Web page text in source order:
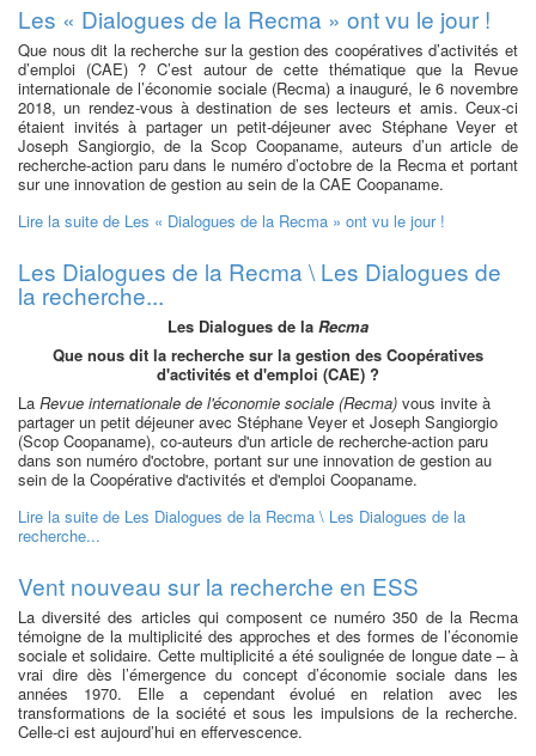
Les « Dialogues de la Recma » ont vu le jour !
Que nous dit la recherche sur la gestion des coopératives d’activités et
d’emploi (CAE) ? C’est autour de cette thématique que la Revue
internationale de l’économie sociale (Recma) a inauguré, le 6 novembre
2018, un rendez-vous à destination de ses lecteurs et amis. Ceux-ci
étaient invités à partager un petit-déjeuner avec Stéphane Veyer et
Joseph Sangiorgio, de la Scop Coopaname, auteurs d’un article de
recherche-action paru dans le numéro d’octobre de la Recma et portant
sur une innovation de gestion au sein de la CAE Coopaname.
Lire la suite de Les « Dialogues de la Recma » ont vu le jour !
Les Dialogues de la Recma \ Les Dialogues de
la recherche...
Les Dialogues de la Recma
Que nous dit la recherche sur la gestion des Coopératives
d'activités et d'emploi (CAE) ?
La Revue internationale de l'économie sociale (Recma) vous invite à
partager un petit déjeuner avec Stéphane Veyer et Joseph Sangiorgio
(Scop Coopaname), co-auteurs d'un article de recherche-action paru
dans son numéro d'octobre, portant sur une innovation de gestion au
sein de la Coopérative d'activités et d'emploi Coopaname.
Lire la suite de Les Dialogues de la Recma \ Les Dialogues de la
recherche...
Vent nouveau sur la recherche en ESS
La diversité des articles qui composent ce numéro 350 de la Recma
témoigne de la multiplicité des approches et des formes de l’économie
sociale et solidaire. Cette multiplicité a été soulignée de longue date – à
vrai dire dès l’émergence du concept d’économie sociale dans les
années 1970. Elle a cependant évolué en relation avec les
transformations de la société et sous les impulsions de la recherche.
Celle-ci est aujourd’hui en effervescence.